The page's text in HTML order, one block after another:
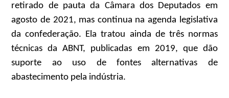
retirado de pauta da Câmara dos Deputados em
agosto de 2021, mas continua na agenda legislativa
da confederação. Ela tratou ainda de três normas
técnicas da ABNT, publicadas em 2019, que dão
suporte ao uso de fontes alternativas de
abastecimento pela indústria.